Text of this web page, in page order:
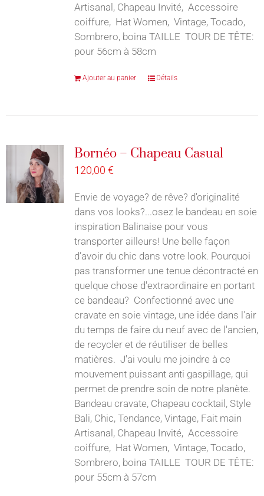
Artisanal, Chapeau Invité, Accessoire
coiffure, Hat Women, Vintage, Tocado,
Sombrero, boina TAILLE TOUR DE TÊTE:
pour 56cm à 58cm
Ajouter au panier Détails
Bornéo – Chapeau Casual
120,00 €
Envie de voyage? de rêve? d'originalité
dans vos looks?...osez le bandeau en soie
inspiration Balinaise pour vous
transporter ailleurs! Une belle façon
d’avoir du chic dans votre look. Pourquoi
pas transformer une tenue décontracté en
quelque chose d'extraordinaire en portant
ce bandeau? Confectionné avec une
cravate en soie vintage, une idée dans l'air
du temps de faire du neuf avec de l'ancien,
de recycler et de réutiliser de belles
matières. J'ai voulu me joindre à ce
mouvement puissant anti gaspillage, qui
permet de prendre soin de notre planète.
Bandeau cravate, Chapeau cocktail, Style
Bali, Chic, Tendance, Vintage, Fait main
Artisanal, Chapeau Invité, Accessoire
coiffure, Hat Women, Vintage, Tocado,
Sombrero, boina TAILLE TOUR DE TÊTE:
pour 55cm à 57cm